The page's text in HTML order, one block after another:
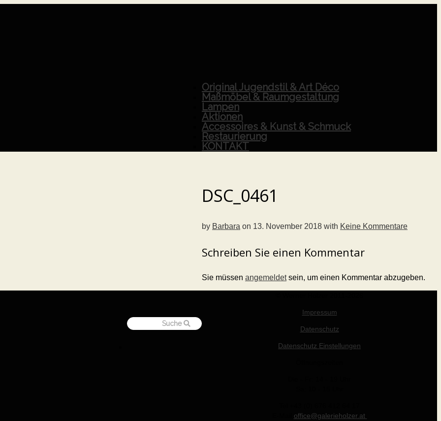
Original Jugendstil & Art Déco
Maßmöbel & Raumgestaltung
Lampen
Aktionen
Accessoires & Kunst & Schmuck
Restaurierung
KONTAKT
DSC_0461
by Barbara on 13. November 2018 with Keine Kommentare
Schreiben Sie einen Kommentar
Sie müssen angemeldetsein, um einen Kommentar abzugeben.
Impressum
Datenschutz
Datenschutz Einstellungen
office@galerieholzer.at